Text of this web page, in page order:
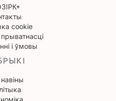
cookie
і ўмовы